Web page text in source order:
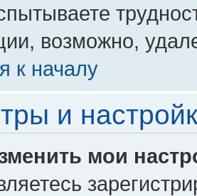
возможно,
к началу
и
мои